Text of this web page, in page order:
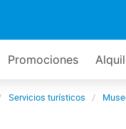
Promociones
Servicios turísticos